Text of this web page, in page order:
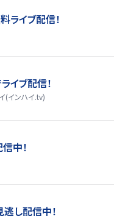
ライブ配信！
イブ配信！
(インハイ.tv)
中！
し配信中！